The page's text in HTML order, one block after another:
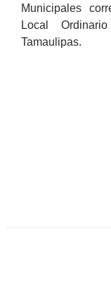
Municipales
Local
Tamaulipas.